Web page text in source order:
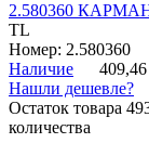
2.580360
TL
Номер: 2.580360
Наличие
Нашли дешевле?
Остаток товара
количества